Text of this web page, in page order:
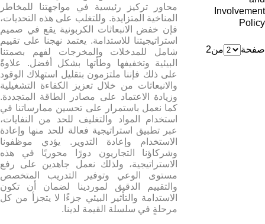
محاور تركيز رئيسية في مواجهتنا للمخاطر
المناخية المتزايدة. وللتغلب على هذه التحديات،
فإن خفض الانبعاثات الكربونية يقع في صميم
استراتيجيتنا للاستدامة. يعتمد نهجنا على تقييم
شامل للمدخلات والمخرجات لفهم بصمتنا
البيئية وتخفيفها وطأتها بشكل أفضل. علاوةً
على ذلك فإننا ملتزمون بتقليل استهلاك الوقود
والانبعاثات من خلال تعزيز الكفاءة التشغيلية
وزيادة الاعتماد على مصادر الطاقة المتجددة.
كما نعمل باستمرار على تحسين ممارساتنا في
استخدام المواد والتغليف للحد من النفايات،
عبر تطبيق استراتيجية فعالة للحد منها وإعادة
الاستخدام وإعادة التدوير. يؤدي موظفونا
وشركاؤنا التجاريون دورًا محوريًا في هذه
الاستراتيجية، ولذلك نعمل جاهدين على رفع
مستوى الوعي وتوفير التدريب المتخصص
والتقييم الدقيق لموردينا لضمان أن تكون
الاستدامة والتأثير البيئي جزءًا لا يتجزأ من كل
مرحلةٍ في سلسلة القيمة لدينا.
Involvement
Policy
صفحة من2